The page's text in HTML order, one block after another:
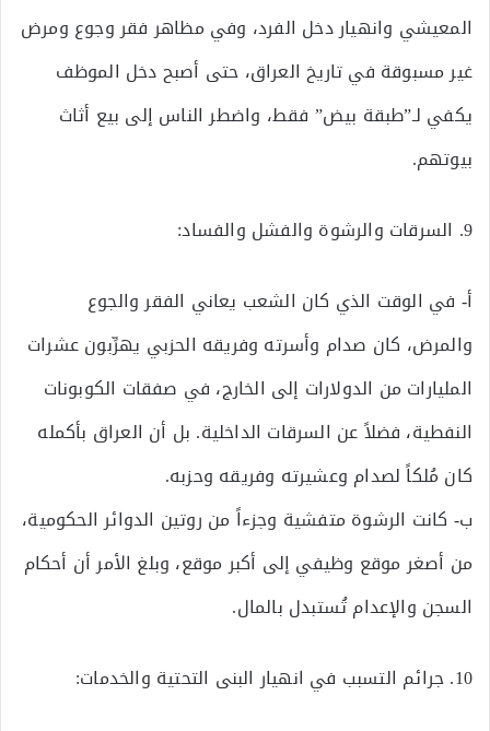
المعيشي وانهيار دخل الفرد، وفي مظاهر فقر وجوع ومرض
غير مسبوقة في تاريخ العراق، حتى أصبح دخل الموظف
يكفي لـ”طبقة بيض” فقط، واضطر الناس إلى بيع أثاث
بيوتهم.
9. السرقات والرشوة والفشل والفساد:
أ‌- في الوقت الذي كان الشعب يعاني الفقر والجوع
والمرض، كان صدام وأسرته وفريقه الحزبي يهرِّبون عشرات
المليارات من الدولارات إلى الخارج، في صفقات الكوبونات
النفطية، فضلاً عن السرقات الداخلية. بل أن العراق بأكمله
كان مُلكاً لصدام وعشيرته وفريقه وحزبه.
ب‌- كانت الرشوة متفشية وجزءاً من روتين الدوائر الحكومية،
من أصغر موقع وظيفي إلى أكبر موقع، وبلغ الأمر أن أحكام
السجن والإعدام تُستبدل بالمال.
10. جرائم التسبب في انهيار البنى التحتية والخدمات: